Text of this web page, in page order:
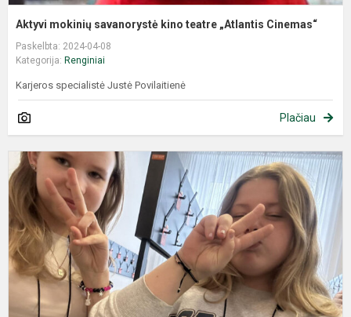
Aktyvi mokinių savanorystė kino teatre „Atlantis Cinemas“
Paskelbta: 2024-04-08
Kategorija: Renginiai
Karjeros specialistė Justė Povilaitienė
Plačiau